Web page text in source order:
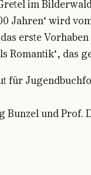
im
Jahren‘ wird
erste Vorhaben
Romantik‘, das
für
Bunzel und Prof.